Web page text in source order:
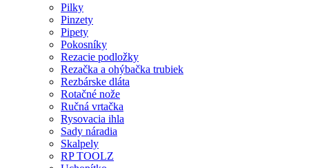
Pilky
Pinzety
Pipety
Pokosníky
Rezacie podložky
Rezačka a ohýbačka trubiek
Rezbárske dláta
Rotačné nože
Ručná vrtačka
Rysovacia ihla
Sady náradia
Skalpely
RP TOOLZ